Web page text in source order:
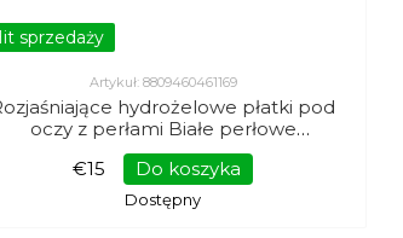
sprzedaży
Artykuł: 8809460461169
hydrożelowe płatki pod
oczy z perłami Białe perłowe
płatki pod oczy FarmStay
60 szt.
€15 Do koszyka
Dostępny